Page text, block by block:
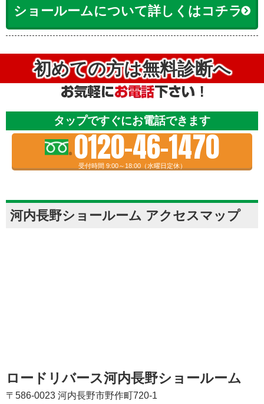
ショールームについて詳しくはコチラ
初めての方は無料診断へ
タップですぐにお電話できます
0120-46-1470
受付時間 9:00～18:00（水曜日定休）
河内長野ショールーム アクセスマップ
ロードリバース河内長野ショールーム
〒586-0023 河内長野市野作町720-1